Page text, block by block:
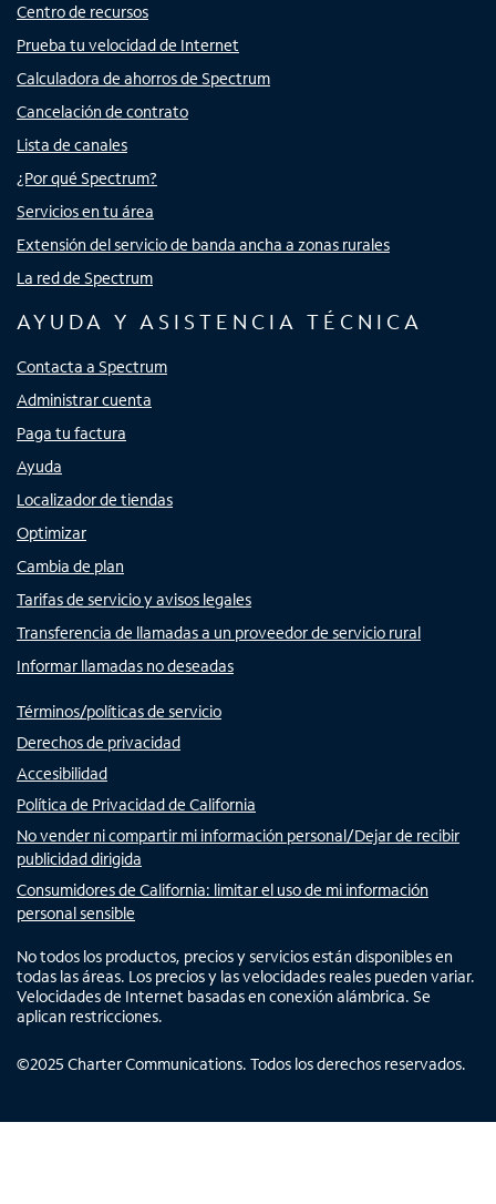
Centro de recursos
Prueba tu velocidad de Internet
Calculadora de ahorros de Spectrum
Cancelación de contrato
Lista de canales
¿Por qué Spectrum?
Servicios en tu área
Extensión del servicio de banda ancha a zonas rurales
La red de Spectrum
AYUDA Y ASISTENCIA TÉCNICA
Contacta a Spectrum
Administrar cuenta
Paga tu factura
Ayuda
Localizador de tiendas
Optimizar
Cambia de plan
Tarifas de servicio y avisos legales
Transferencia de llamadas a un proveedor de servicio rural
Informar llamadas no deseadas
Términos/políticas de servicio
Derechos de privacidad
Accesibilidad
Política de Privacidad de California
No vender ni compartir mi información personal/Dejar de recibir
publicidad dirigida
Consumidores de California: limitar el uso de mi información
personal sensible
No todos los productos, precios y servicios están disponibles en
todas las áreas. Los precios y las velocidades reales pueden variar.
Velocidades de Internet basadas en conexión alámbrica. Se
aplican restricciones.
©2025 Charter Communications. Todos los derechos reservados.